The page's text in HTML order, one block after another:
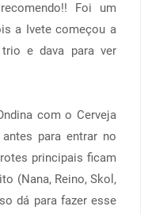
Foi um
a Ivete começou a
e dava para ver
com o Cerveja
para entrar no
principais ficam
(Nana, Reino, Skol,
dá para fazer esse